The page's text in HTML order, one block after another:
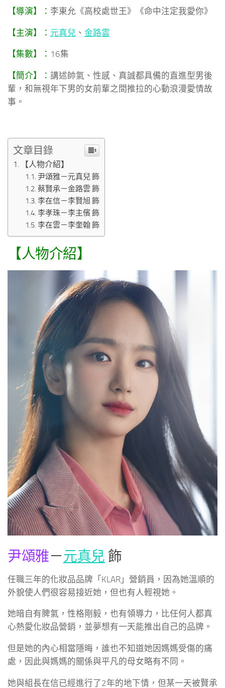
【導演】： 李東允《高校處世王》《命中注定我愛你》
【主演】： 元真兒 、 金路雲
【集數】： 16集
【簡介】： 講述帥氣、性感、真誠都具備的直進型男後
輩，和無視年下男的女前輩之間推拉的心動浪漫愛情故
事。
文章目錄
【人物介紹】
尹頌雅－元真兒 飾
蔡賢承－金路雲 飾
李在信－李賢旭 飾
李孝珠－李主儐 飾
李在雲－李奎翰 飾
【人物介紹】
尹頌雅－元真兒 飾
任職三年的化妝品品牌「KLAR」營銷員，因為她溫順的
外貌使人們很容易接近她，但也有人輕視她。
她暗自有脾氣，性格剛毅，也有領導力，比任何人都真
心熱愛化妝品營銷，並夢想有一天能推出自己的品牌。
但是她的內心相當隱晦，誰也不知道她因媽媽受傷的痛
處，因此與媽媽的關係與平凡的母女略有不同。
她與組長在信已經進行了2年的地下情，但某一天被賢承